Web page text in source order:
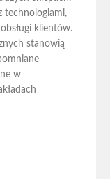
technologiami,
klientów.
stanowią
w